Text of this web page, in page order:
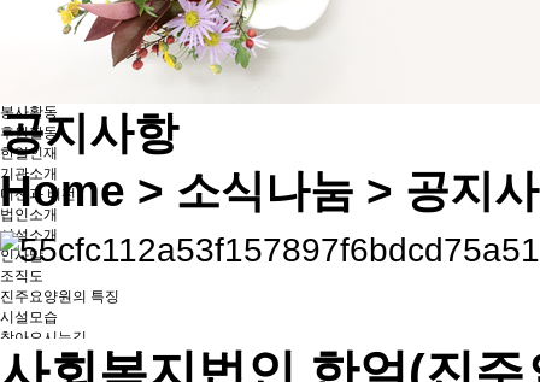
시설 및 환경관리
지역사회 참여
봉사활동
후원활동
한얼인재
기관소개
미션과 비전
법인소개
시설소개
인사말
조직도
진주요양원의 특징
시설모습
찾아오시는길
공지사항
Home > 소식나눔 > 공지